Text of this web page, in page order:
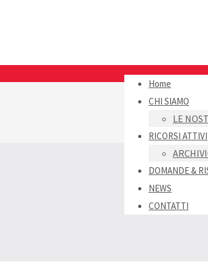
Home
CHI SIAMO
LE
RICORSI ATTIVI
DOMANDE &
NEWS
CONTATTI